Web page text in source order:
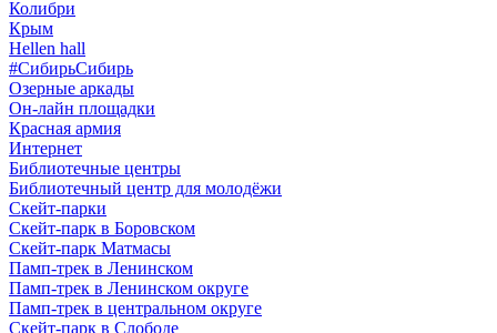
Колибри
Крым
Hellen hall
#СибирьСибирь
Озерные аркады
Он-лайн площадки
Красная армия
Интернет
Библиотечные центры
Библиотечный центр для молодёжи
Скейт-парки
Скейт-парк в Боровском
Скейт-парк Матмасы
Памп-трек в Ленинском
Памп-трек в Ленинском округе
Памп-трек в центральном округе
Скейт-парк в Слободе